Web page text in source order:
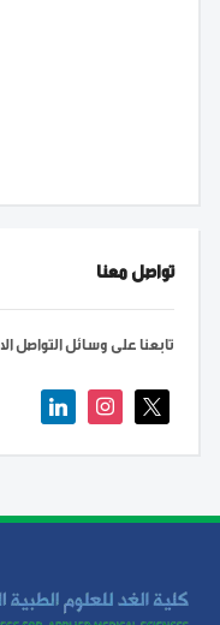
تواصل معنا
تابعنا على وسائل التواصل
instagram
linkedin